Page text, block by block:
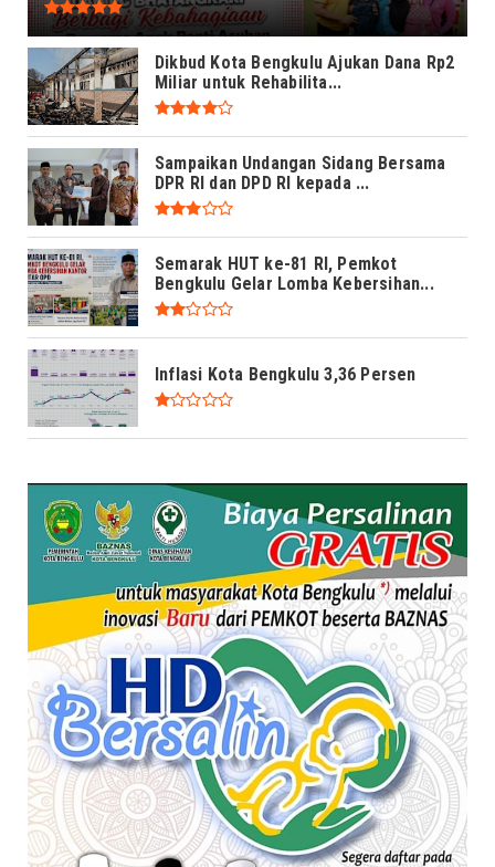
Dikbud Kota Bengkulu Ajukan Dana Rp2
Miliar untuk Rehabilita...
Sampaikan Undangan Sidang Bersama
DPR RI dan DPD RI kepada ...
Semarak HUT ke-81 RI, Pemkot
Bengkulu Gelar Lomba Kebersihan...
Inflasi Kota Bengkulu 3,36 Persen